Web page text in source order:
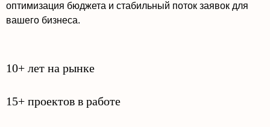
оптимизация бюджета и стабильный поток заявок для
вашего бизнеса.
10+ лет на рынке
15+ проектов в работе